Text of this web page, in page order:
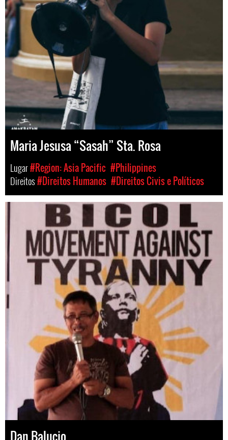
Maria Jesusa “Sasah” Sta. Rosa
Lugar#Region: Asia Pacific #Philippines
Direitos#Direitos Humanos #Direitos Civis e Políticos
Dan Balucio